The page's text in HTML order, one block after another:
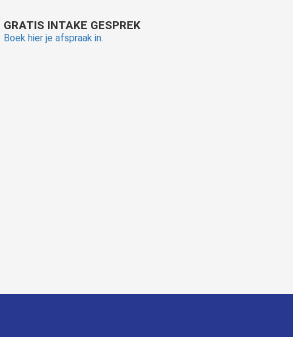
GRATIS INTAKE GESPREK
Boek hier je afspraak in.